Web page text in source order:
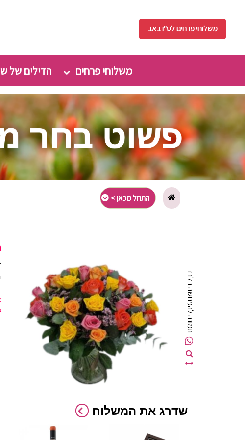
משלוחי פרחים לט"ו באב
משלוחי פרחים הדילים של
התחל מכאן >
תמונה להמחשה בלבד
שדרג את המשלוח